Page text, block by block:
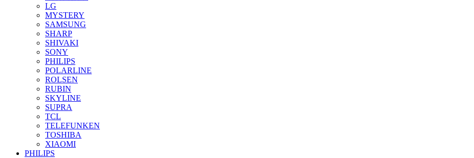
LG
MYSTERY
SAMSUNG
SHARP
SHIVAKI
SONY
PHILIPS
POLARLINE
ROLSEN
RUBIN
SKYLINE
SUPRA
TCL
TELEFUNKEN
TOSHIBA
XIAOMI
PHILIPS